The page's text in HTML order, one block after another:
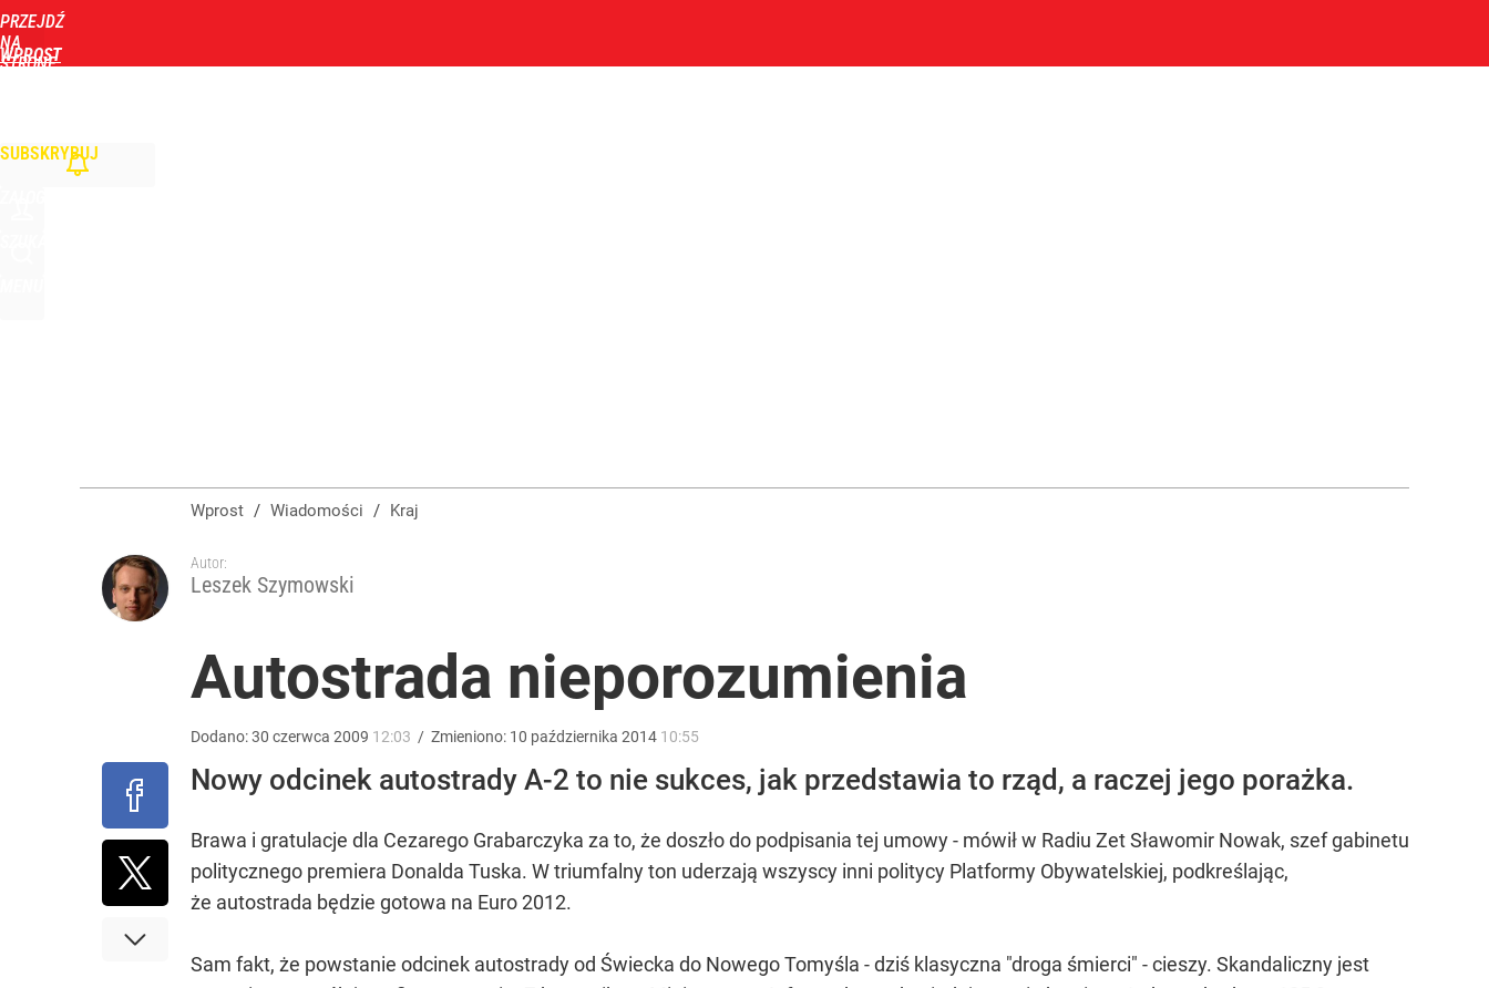
PRZEJDŹ
NA
STRONĘ
WPROST
SUBSKRYBUJ
dodaj
TVN zmieni właściciela i profil stacji? „Nie ma gwarancji niezależności redakcyjnej”
dodaj
Uczestnicy PPK w ciągu tygodnia otrzymają pieniądze. Prawie 41 mln zł
dodaj
Wprost / Wiadomości / Kraj
Autor:
Leszek Szymowski
Autostrada nieporozumienia
Dodano:30 czerwca 2009 12:03 / Zmieniono: 10 października 2014 10:55
Nowy odcinek autostrady A-2 to nie sukces, jak przedstawia to rząd, a raczej jego porażka.
Brawa i gratulacje dla Cezarego Grabarczyka za to, że doszło do podpisania tej umowy - mówił w Radiu Zet Sławomir Nowak, szef gabinetu
politycznego premiera Donalda Tuska. W triumfalny ton uderzają wszyscy inni politycy Platformy Obywatelskiej, podkreślając,
że autostrada będzie gotowa na Euro 2012.
Sam fakt, że powstanie odcinek autostrady od Świecka do Nowego Tomyśla - dziś klasyczna "droga śmierci" - cieszy. Skandaliczny jest